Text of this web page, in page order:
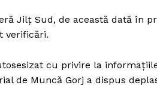
Jilț Sud, de această dată în
verificări.
cu privire la
de Muncă Gorj a dispus